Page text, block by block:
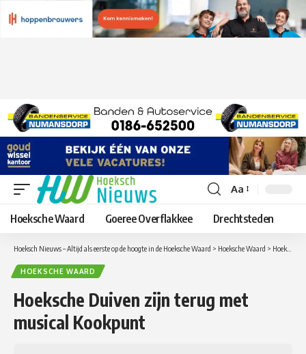
Lettergrootte
aanpassen
Aa
Hoeksche Waard Goeree Overflakkee Drechtsteden
Hoeksch Nieuws – Altijd als eerste op de hoogte in de Hoeksche Waard > Hoeksche Waard > Hoeksche Duiven zijn terug met musical Kookpunt
HOEKSCHE WAARD
Hoeksche Duiven zijn terug met
musical Kookpunt